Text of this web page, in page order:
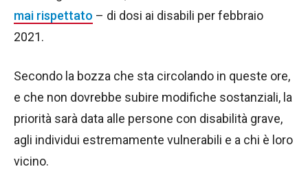
mai rispettato – di dosi ai disabili per febbraio
2021.
Secondo la bozza che sta circolando in queste ore,
e che non dovrebbe subire modifiche sostanziali, la
priorità sarà data alle persone con disabilità grave,
agli individui estremamente vulnerabili e a chi è loro
vicino.